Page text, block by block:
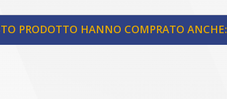
PRODOTTO HANNO COMPRATO ANCHE: